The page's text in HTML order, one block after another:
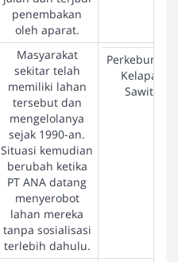
penembakan
oleh aparat.
Masyarakat
sekitar telah
memiliki lahan
tersebut dan
mengelolanya
sejak 1990-an.
Situasi kemudian
berubah ketika
PT ANA datang
menyerobot
lahan mereka
tanpa sosialisasi
terlebih dahulu.
Perkebunan
Kelapa
Sawit